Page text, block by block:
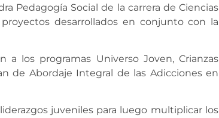
Pedagogía Social de la carrera de Ciencias
desarrollados en conjunto con la
a los programas Universo Joven, Crianzas
de Abordaje Integral de las Adicciones en
juveniles para luego multiplicar los